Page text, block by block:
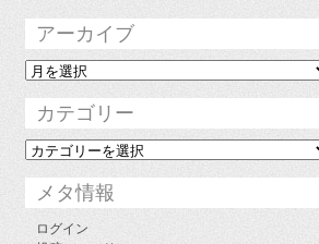
アーカイブ
ア
イ
ブ
カテゴリー
カ
リ
メタ情報
ログイン